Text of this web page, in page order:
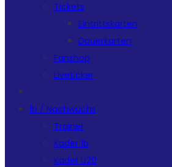
Tickets
Eintrittskarten
Dauerkarten
Fanshop
Liveticker
1b / Nachwuchs
Trainer
Kader 1b
Kader U20